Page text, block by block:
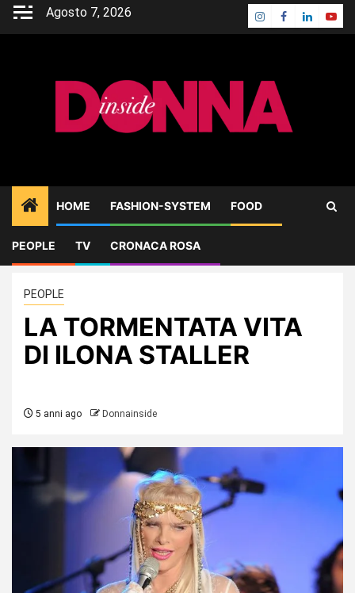
Skip
Agosto 7, 2026 Instagram
Facebook
Linkedin
HOME FASHION-SYSTEM FOOD
PEOPLE TV CRONACA ROSA
Home PEOPLE LA TORMENTATA VITA DI ILONA STALLER
PEOPLE
LA TORMENTATA VITA
DI ILONA STALLER
5 anni ago Donnainside